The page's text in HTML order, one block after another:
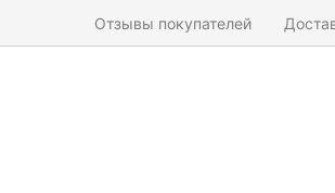
Отзывы покупателей